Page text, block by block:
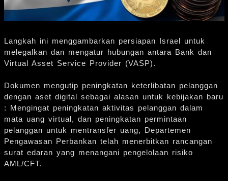
Langkah ini menggambarkan persiapan Israel untuk
melegalkan dan mengatur hubungan antara Bank dan
Virtual Asset Service Provider (VASP).
Dokumen mengutip peningkatan keterlibatan pelanggan
dengan aset digital sebagai alasan untuk kebijakan baru
: Mengingat peningkatan aktivitas pelanggan dalam
mata uang virtual, dan peningkatan permintaan
pelanggan untuk mentransfer uang, Departemen
Pengawasan Perbankan telah menerbitkan rancangan
surat edaran yang menangani pengelolaan risiko
AML/CFT.